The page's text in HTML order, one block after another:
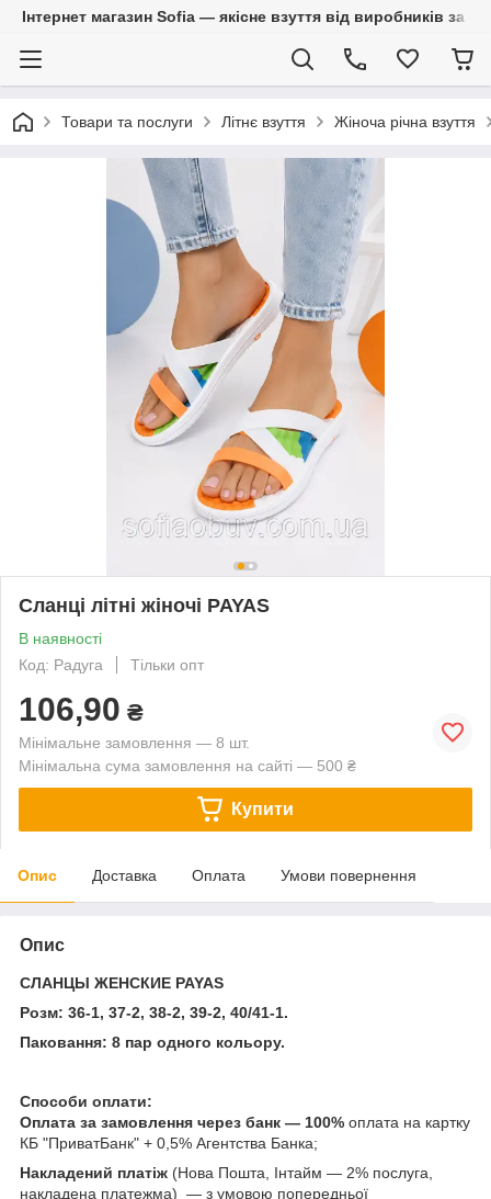
Інтернет магазин Sofia — якісне взуття від виробників за
Товари та послуги Літнє взуття Жіноча річна взуття
Сланці літні жіночі PAYAS
В наявності
Код: Радуга
Тільки опт
106,90 ₴
Мінімальне замовлення — 8 шт.
Мінімальна сума замовлення на сайті — 500 ₴
Купити
Опис Доставка Оплата Умови повернення
Опис
CЛАНЦЫ ЖЕНСКИЕ PAYAS
Розм: 36-1, 37-2, 38-2, 39-2, 40/41-1.
Паковання: 8 пар одного кольору.
Способи оплати:
Оплата за замовлення через банк — 100% оплата на картку
КБ "ПриватБанк" + 0,5% Агентства Банка;
Накладений платіж (Нова Пошта, Інтайм — 2% послуга,
накладена платежма) — з умовою попередньої